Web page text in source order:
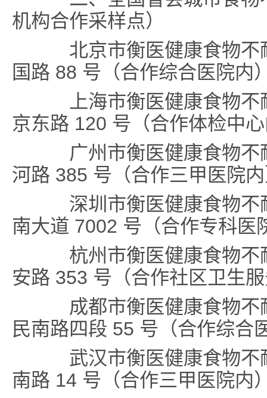
机构合作采样点）
北京市衡医健康食物不
国路 88 号（合作综合医院内
上海市衡医健康食物不
京东路 120 号（合作体检中
广州市衡医健康食物不
河路 385 号（合作三甲医院
深圳市衡医健康食物不
南大道 7002 号（合作专科医
杭州市衡医健康食物不
安路 353 号（合作社区卫生
成都市衡医健康食物不
民南路四段 55 号（合作综合
武汉市衡医健康食物不
南路 14 号（合作三甲医院内